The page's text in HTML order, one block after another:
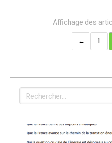
Affichage des
1
Rechercher